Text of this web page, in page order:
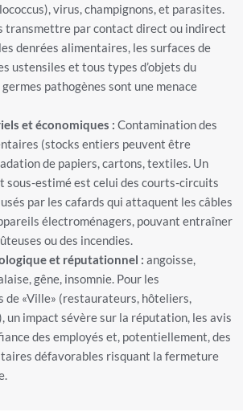
virus, champignons, et parasites.
transmettre par contact direct ou indirect
denrées alimentaires, les surfaces de
ustensiles et tous types d’objets du
pathogènes sont une menace
et économiques : Contamination des
(stocks entiers peuvent être
de papiers, cartons, textiles. Un
sous-estimé est celui des courts-circuits
par les cafards qui attaquent les câbles
électroménagers, pouvant entraîner
ou des incendies.
et réputationnel : angoisse,
gêne, insomnie. Pour les
de «Ville» (restaurateurs, hôteliers,
un impact sévère sur la réputation, les avis
des employés et, potentiellement, des
défavorables risquant la fermeture